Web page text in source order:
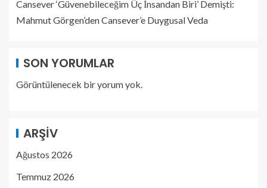
Cansever ‘Güvenebileceğim Üç İnsandan Biri’ Demişti:
Mahmut Görgen’den Cansever’e Duygusal Veda
SON YORUMLAR
Görüntülenecek bir yorum yok.
ARŞIV
Ağustos 2026
Temmuz 2026